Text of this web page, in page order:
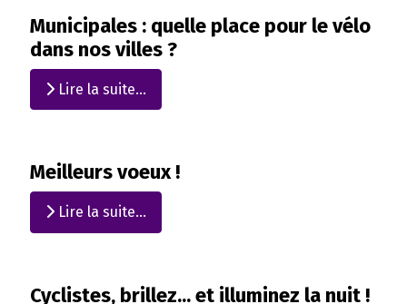
Municipales : quelle place pour le vélo
dans nos villes ?
Lire la suite...
Meilleurs voeux !
Lire la suite...
Cyclistes, brillez... et illuminez la nuit !